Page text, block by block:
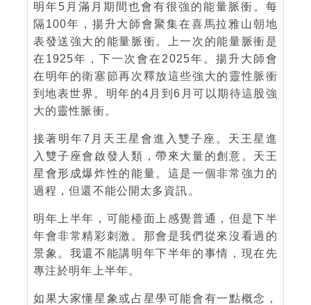
明年5月滿月期間也會有很強的能量脈衝。每
隔100年，揚升大師會聚集在喜馬拉雅山朝地
表發送強大的能量脈衝。上一次的能量脈衝是
在1925年，下一次會在2025年。揚升大師會
在明年的衛塞節再次釋放這些強大的靈性脈衝
到地表世界。明年的4月到6月可以期待這股強
大的靈性脈衝。
接著明年7月天王星會進入雙子座。天王星進
入雙子座會啟發人類，帶來大量的創意。天王
星會形成爆炸性的能量。這是一個非常強力的
過程，但還不能公開太多資訊。
明年上半年，可能檯面上感覺普通，但是下半
年會非常精彩刺激。那會是我們從來沒看過的
景象。我還不能講明年下半年的事情，現在先
專注於明年上半年。
如果大家懂星象或占星學可能會有一點概念，